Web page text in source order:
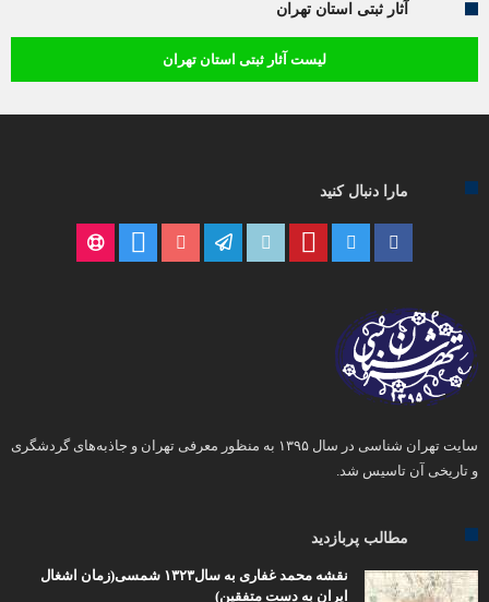
آثار ثبتی استان تهران
لیست آثار ثبتی استان تهران
مارا دنبال کنید
سایت تهران شناسی در سال ۱۳۹۵ به منظور معرفی تهران و جاذبه‌های گردشگری
و تاریخی آن تاسیس شد.
مطالب پربازدید
نقشه محمد غفاری به سال۱۳۲۳ شمسی(زمان اشغال
ایران به دست متفقین)